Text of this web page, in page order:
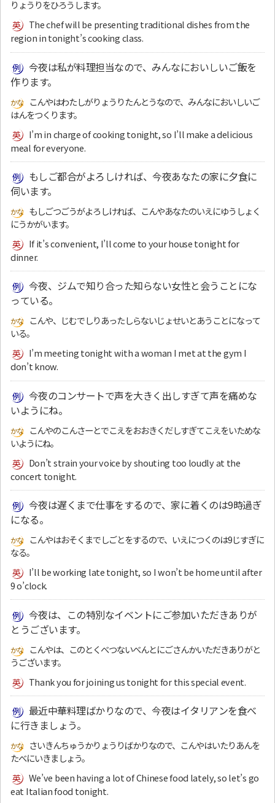
りょうりをひろうします。
The chef will be presenting traditional dishes from the
region in tonight’s cooking class.
今夜は私が料理担当なので、みんなにおいしいご飯を
作ります。
こんやはわたしがりょうりたんとうなので、みんなにおいしいご
はんをつくります。
I’m in charge of cooking tonight, so I’ll make a delicious
meal for everyone.
もしご都合がよろしければ、今夜あなたの家に夕食に
伺います。
もしごつごうがよろしければ、こんやあなたのいえにゆうしょく
にうかがいます。
If it’s convenient, I’ll come to your house tonight for
dinner.
今夜、ジムで知り合った知らない女性と会うことにな
っている。
こんや、じむでしりあったしらないじょせいとあうことになって
いる。
I’m meeting tonight with a woman I met at the gym I
don’t know.
今夜のコンサートで声を大きく出しすぎて声を痛めな
いようにね。
こんやのこんさーとでこえをおおきくだしすぎてこえをいためな
いようにね。
Don’t strain your voice by shouting too loudly at the
concert tonight.
今夜は遅くまで仕事をするので、家に着くのは9時過ぎ
になる。
こんやはおそくまでしごとをするので、いえにつくのは9じすぎに
なる。
I’ll be working late tonight, so I won’t be home until after
9 o’clock.
今夜は、この特別なイベントにご参加いただきありが
とうございます。
こんやは、このとくべつないべんとにごさんかいただきありがと
うございます。
Thank you for joining us tonight for this special event.
最近中華料理ばかりなので、今夜はイタリアンを食べ
に行きましょう。
さいきんちゅうかりょうりばかりなので、こんやはいたりあんを
たべにいきましょう。
We’ve been having a lot of Chinese food lately, so let’s go
eat Italian food tonight.